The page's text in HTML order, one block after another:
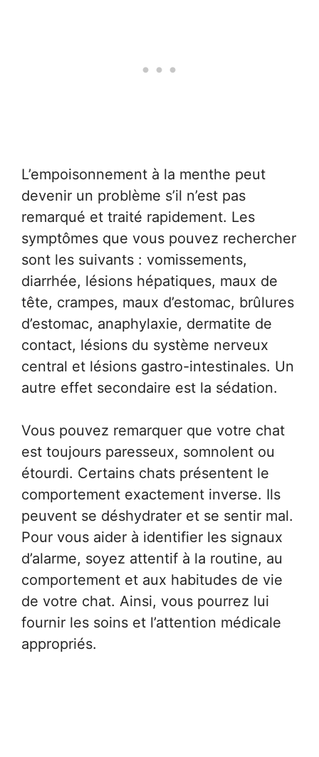
L’empoisonnement à la menthe peut
devenir un problème s’il n’est pas
remarqué et traité rapidement. Les
symptômes que vous pouvez rechercher
sont les suivants : vomissements,
diarrhée, lésions hépatiques, maux de
tête, crampes, maux d’estomac, brûlures
d’estomac, anaphylaxie, dermatite de
contact, lésions du système nerveux
central et lésions gastro-intestinales. Un
autre effet secondaire est la sédation.
Vous pouvez remarquer que votre chat
est toujours paresseux, somnolent ou
étourdi. Certains chats présentent le
comportement exactement inverse. Ils
peuvent se déshydrater et se sentir mal.
Pour vous aider à identifier les signaux
d’alarme, soyez attentif à la routine, au
comportement et aux habitudes de vie
de votre chat. Ainsi, vous pourrez lui
fournir les soins et l’attention médicale
appropriés.